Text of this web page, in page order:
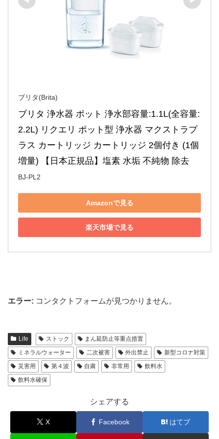
ブリタ(Brita)
ブリタ 浄水器 ポット 浄水部容量:1.1L(全容量:
2.2L) リクエリ ポット型 浄水器 マクストラプ
ラス カートリッジ カートリッジ 2個付き (1個
増量) 【日本正規品】塩素 水垢 不純物 除去
BJ-PL2
Amazonで見る
楽天市場で見る
エラー: コンタクトフォームが見つかりません。
Life ストック
まん延防止等重点措置
ミネラルウォーター
二次被害 外出禁止
新型コロナ対策
災害用
第４波 自粛 非常用
飲料水
飲料水確保
シェアする
X Facebook はてブ